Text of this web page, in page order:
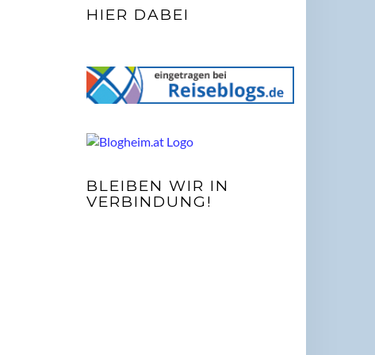
HIER DABEI
BLEIBEN WIR IN
VERBINDUNG!